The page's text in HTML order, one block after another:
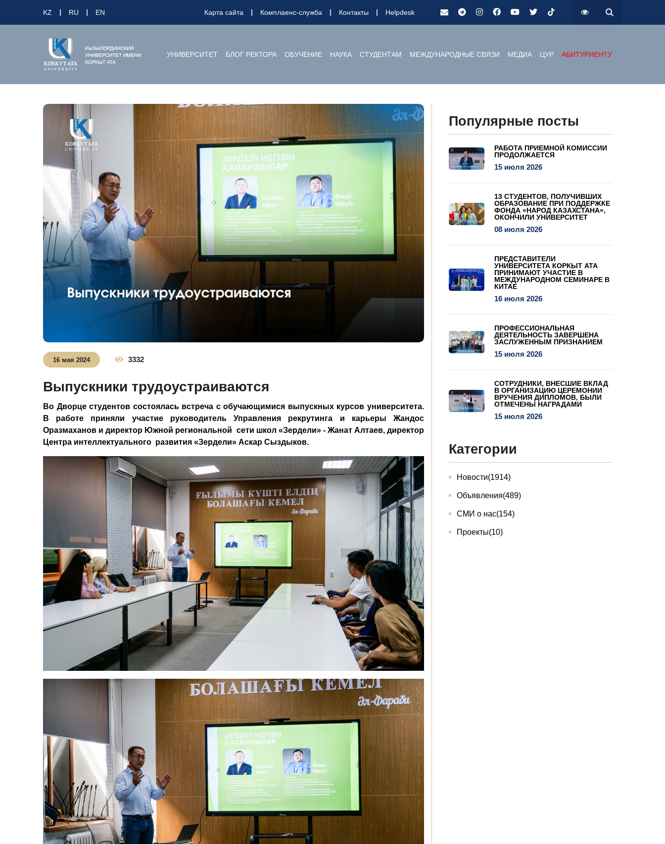
KZ RU EN Карта сайта Комплаенс-служба Контакты Helpdesk
УНИВЕРСИТЕТ БЛОГ РЕКТОРА ОБУЧЕНИЕ НАУКА СТУДЕНТАМ МЕЖДУНАРОДНЫЕ СВЯЗИ МЕДИА ЦУР АБИТУРИЕНТУ
16 мая 2024 3332
Выпускники трудоустраиваются
Во Дворце студентов состоялась встреча с обучающимися выпускных курсов университета.
В работе приняли участие руководитель Управления рекрутинга и карьеры Жандос
Оразмаханов и директор Южной региональной сети школ «Зердели» - Жанат Алтаев, директор
Центра интеллектуального развития «Зердели» Аскар Сыздыков.
Популярные посты
РАБОТА ПРИЕМНОЙ КОМИССИИ
ПРОДОЛЖАЕТСЯ
15 июля 2026
13 СТУДЕНТОВ, ПОЛУЧИВШИХ
ОБРАЗОВАНИЕ ПРИ ПОДДЕРЖКЕ
ФОНДА «НАРОД КАЗАХСТАНА»,
ОКОНЧИЛИ УНИВЕРСИТЕТ
08 июля 2026
ПРЕДСТАВИТЕЛИ
УНИВЕРСИТЕТА КОРКЫТ АТА
ПРИНИМАЮТ УЧАСТИЕ В
МЕЖДУНАРОДНОМ СЕМИНАРЕ В
КИТАЕ
16 июля 2026
ПРОФЕССИОНАЛЬНАЯ
ДЕЯТЕЛЬНОСТЬ ЗАВЕРШЕНА
ЗАСЛУЖЕННЫМ ПРИЗНАНИЕМ
15 июля 2026
СОТРУДНИКИ, ВНЕСШИЕ ВКЛАД
В ОРГАНИЗАЦИЮ ЦЕРЕМОНИИ
ВРУЧЕНИЯ ДИПЛОМОВ, БЫЛИ
ОТМЕЧЕНЫ НАГРАДАМИ
15 июля 2026
Категории
Новости(1914)
Объявления(489)
СМИ о нас(154)
Проекты(10)